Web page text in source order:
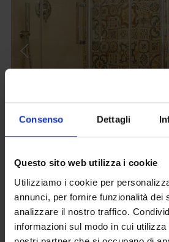
Consenso Dettagli
Questo sito web utilizza i cookie
Utilizziamo i cookie per
annunci, per fornire funzionalità dei
analizzare il nostro traffico.
informazioni sul modo in cui
PER PRENOTARE